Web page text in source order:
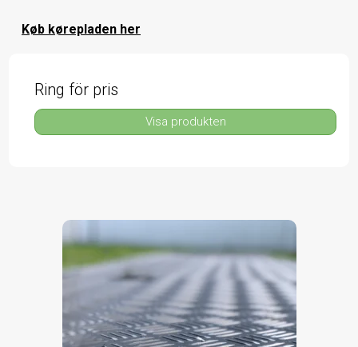
Køb kørepladen her
Ring för pris
Visa produkten